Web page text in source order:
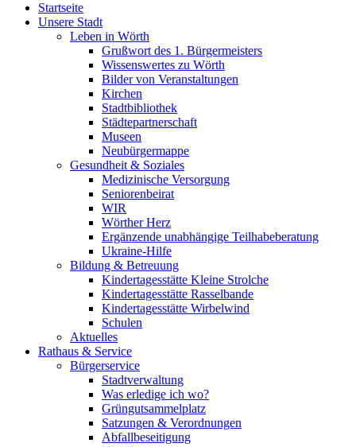
Startseite
Unsere Stadt
Leben in Wörth
Grußwort des 1. Bürgermeisters
Wissenswertes zu Wörth
Bilder von Veranstaltungen
Kirchen
Stadtbibliothek
Städtepartnerschaft
Museen
Neubürgermappe
Gesundheit & Soziales
Medizinische Versorgung
Seniorenbeirat
WIR
Wörther Herz
Ergänzende unabhängige Teilhabeberatung
Ukraine-Hilfe
Bildung & Betreuung
Kindertagesstätte Kleine Strolche
Kindertagesstätte Rasselbande
Kindertagesstätte Wirbelwind
Schulen
Aktuelles
Rathaus & Service
Bürgerservice
Stadtverwaltung
Was erledige ich wo?
Grüngutsammelplatz
Satzungen & Verordnungen
Abfallbeseitigung